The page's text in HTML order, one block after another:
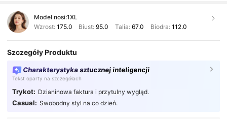
Model nosi:1XL
Wzrost: 175.0 Biust:95.0 Talia: 67.0 Biodra: 112.0
Szczegóły Produktu
Charakterystyka sztucznej inteligencji
Tekst oparty na szczegółach
Trykot: Dzianinowa faktura i przytulny wygląd.
Casual: Swobodny styl na co dzień.